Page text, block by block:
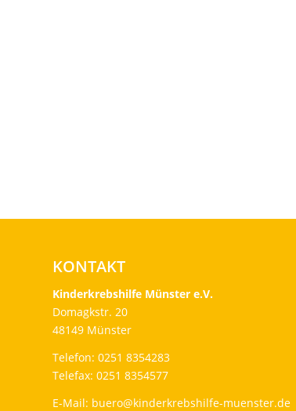
KONTAKT
Kinderkrebshilfe Münster e.V.
Domagkstr. 20
48149 Münster
Telefon: 0251 8354283
Telefax: 0251 8354577
E-Mail: buero@kinderkrebshilfe-muenster.de